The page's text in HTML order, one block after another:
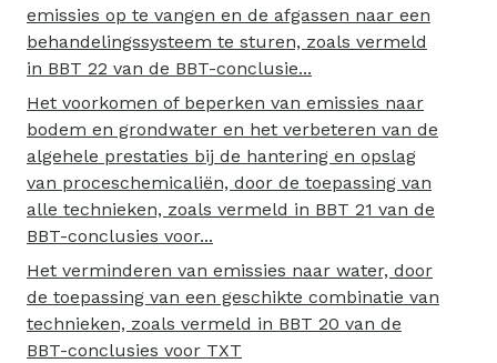
emissies op te vangen en de afgassen naar een
behandelingssysteem te sturen, zoals vermeld
in BBT 22 van de BBT-conclusie...
Het voorkomen of beperken van emissies naar
bodem en grondwater en het verbeteren van de
algehele prestaties bij de hantering en opslag
van proceschemicaliën, door de toepassing van
alle technieken, zoals vermeld in BBT 21 van de
BBT-conclusies voor...
Het verminderen van emissies naar water, door
de toepassing van een geschikte combinatie van
technieken, zoals vermeld in BBT 20 van de
BBT-conclusies voor TXT